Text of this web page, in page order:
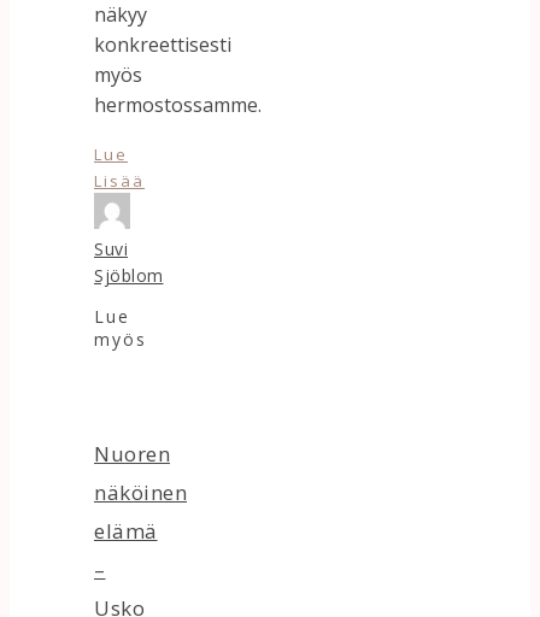
näkyy
konkreettisesti
myös
hermostossamme.
Lue
Lisää
Suvi
Sjöblom
Lue
myös
Nuoren
näköinen
elämä
–
Usko